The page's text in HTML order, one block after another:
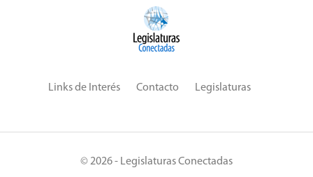
Links de Interés Contacto Legislaturas
© 2026 - Legislaturas Conectadas